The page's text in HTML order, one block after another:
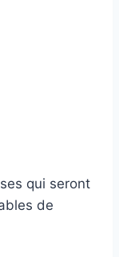
qui seront
de